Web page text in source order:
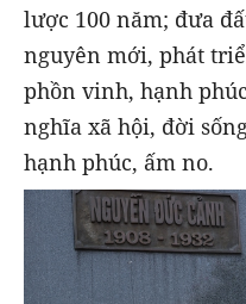
lược 100 năm; đưa
nguyên mới, phát
phồn vinh, hạnh
nghĩa xã hội, đời
hạnh phúc, ấm no.